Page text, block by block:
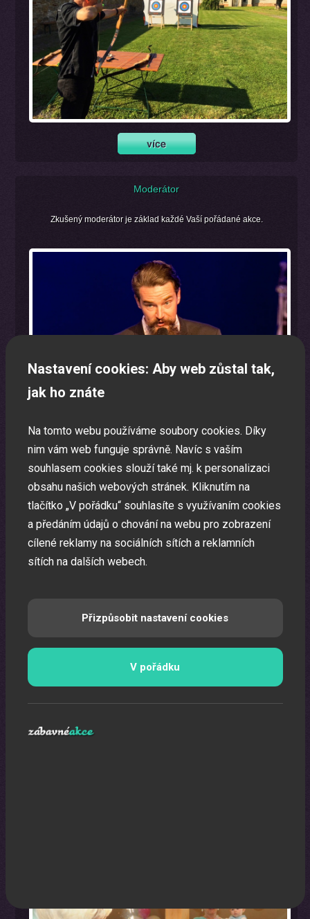
Moderátor
Zkušený moderátor je základ každé Vaší pořádané akce.
Program na firemní akci a firemní večírek na klíč
Zábavná akce na míru dle Vašeho přání.
Nastavení cookies: Aby web zůstal tak,
jak ho znáte
Na tomto webu používáme soubory cookies. Díky
nim vám web funguje správně. Navíc s vaším
souhlasem cookies slouží také mj. k personalizaci
obsahu našich webových stránek. Kliknutím na
tlačítko „V pořádku“ souhlasíte s využívaním cookies
a předáním údajů o chování na webu pro zobrazení
cílené reklamy na sociálních sítích a reklamních
sítích na dalších webech.
Přizpůsobit nastavení cookies
V pořádku